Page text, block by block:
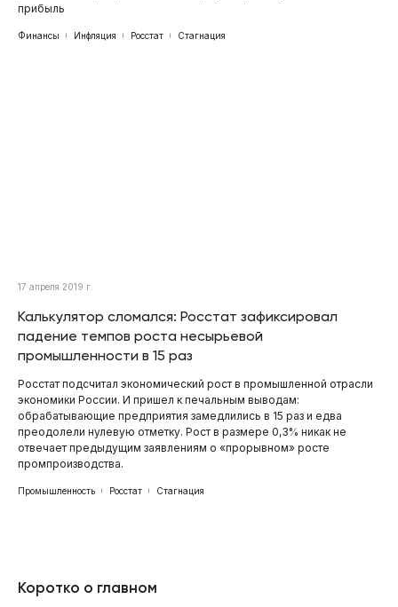
прибыль
Финансы Инфляция Росстат Стагнация
17 апреля 2019 г.
Калькулятор сломался: Росстат зафиксировал
падение темпов роста несырьевой
промышленности в 15 раз
Росстат подсчитал экономический рост в промышленной отрасли
экономики России. И пришел к печальным выводам:
обрабатывающие предприятия замедлились в 15 раз и едва
преодолели нулевую отметку. Рост в размере 0,3% никак не
отвечает предыдущим заявлениям о «прорывном» росте
промпроизводства.
Промышленность Росстат Стагнация
Коротко о главном